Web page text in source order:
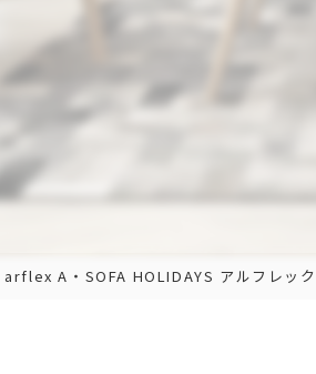
A・SOFA HOLIDAYS アルフレッ